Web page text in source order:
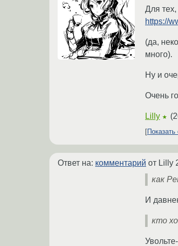
Для тех,
https://
(да,
много).
Ну и
Очень
Lilly ★ (
Показать
Ответ на: комментарий от Lilly
как
И
кто